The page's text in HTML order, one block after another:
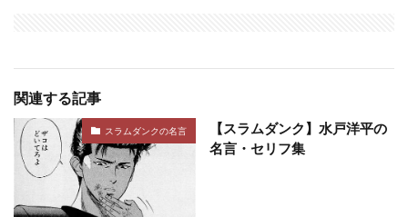
関連する記事
スラムダンクの名言
【スラムダンク】水戸洋平の
名言・セリフ集